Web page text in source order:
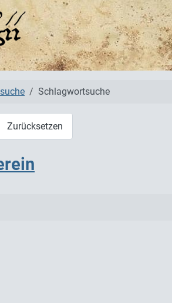
Schlagwortsuche
Zurücksetzen